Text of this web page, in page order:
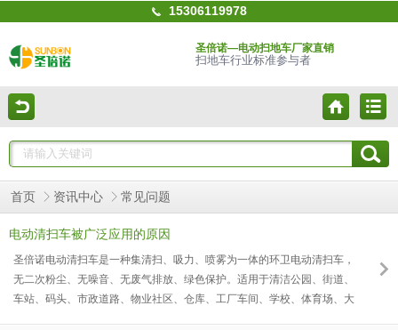
15306119978
圣倍诺—电动扫地车厂家直销
扫地车行业标准参与者
首页 资讯中心 常见问题
电动清扫车被广泛应用的原因
圣倍诺电动清扫车是一种集清扫、吸力、喷雾为一体的环卫电动清扫车，
无二次粉尘、无噪音、无废气排放、绿色保护。适用于清洁公园、街道、
车站、码头、市政道路、物业社区、仓库、工厂车间、学校、体育场、大